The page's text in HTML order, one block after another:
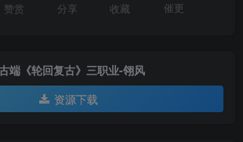
赞赏 分享 收藏 催更
端《轮回复古》三职业-翎风
资源下载